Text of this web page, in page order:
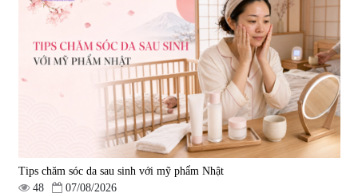
Tips chăm sóc da sau sinh với mỹ phẩm Nhật
48
07/08/2026